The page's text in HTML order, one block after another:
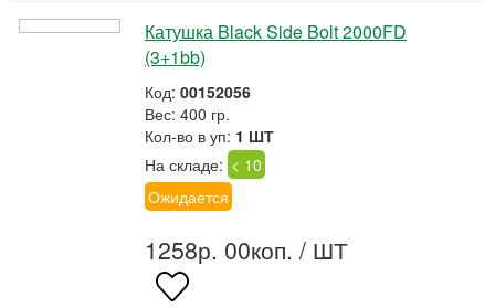
Катушка Black Side Bolt 2000FD
(3+1bb)
Код: 00152056
Вес: 400 гр.
Кол-во в уп: 1 ШТ
На складе: < 10
Ожидается
1258р. 00коп. / ШТ